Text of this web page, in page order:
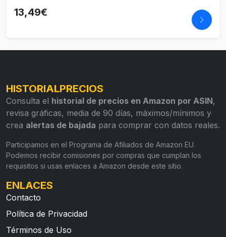
13,49€
HISTORIALPRECIOS
Consulta el historial de precios en Amazon por ASIN,
revisa gráficas, media de 90 días, máximos/mínimos y
crea alertas de bajada para comprar con datos reales.
Participamos en el Programa de Afiliados de Amazon EU.
Podemos recibir comisiones por compras que cumplan los
requisitos si usas enlaces a Amazon desde este sitio.
ENLACES
Contacto
Política de Privacidad
Términos de Uso